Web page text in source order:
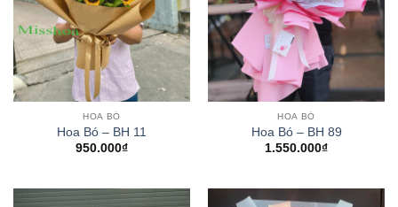
HOA BÓ
Hoa Bó – BH 11
950.000₫
HOA BÓ
Hoa Bó – BH 89
1.550.000₫